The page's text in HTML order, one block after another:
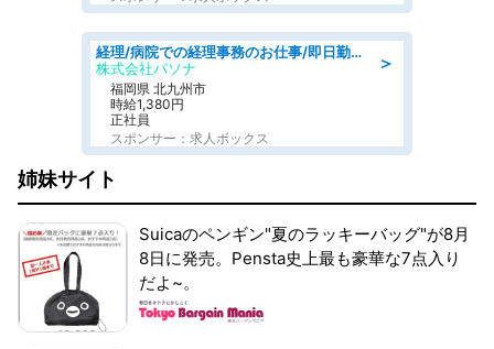
＞
経理/病院での経理事務のお仕事/即日勤務可/車通勤可/経理/一般事務
株式会社パソナ
福岡県 北九州市
時給1,380円
正社員
スポンサー：求人ボックス
姉妹サイト
Suicaのペンギン"夏のラッキーバッグ"が8月
8日に発売。Pensta史上最も豪華な7点入り
だよ~。